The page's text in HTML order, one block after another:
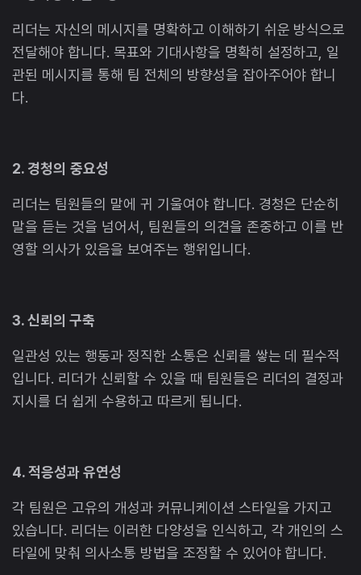
리더는 자신의 메시지를 명확하고 이해하기 쉬운 방식으로
전달해야 합니다. 목표와 기대사항을 명확히 설정하고, 일
관된 메시지를 통해 팀 전체의 방향성을 잡아주어야 합니
다.
2. 경청의 중요성
리더는 팀원들의 말에 귀 기울여야 합니다. 경청은 단순히
말을 듣는 것을 넘어서, 팀원들의 의견을 존중하고 이를 반
영할 의사가 있음을 보여주는 행위입니다.
3. 신뢰의 구축
일관성 있는 행동과 정직한 소통은 신뢰를 쌓는 데 필수적
입니다. 리더가 신뢰할 수 있을 때 팀원들은 리더의 결정과
지시를 더 쉽게 수용하고 따르게 됩니다.
4. 적응성과 유연성
각 팀원은 고유의 개성과 커뮤니케이션 스타일을 가지고
있습니다. 리더는 이러한 다양성을 인식하고, 각 개인의 스
타일에 맞춰 의사소통 방법을 조정할 수 있어야 합니다.